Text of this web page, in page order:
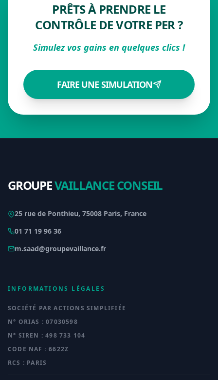
PRÊTS À PRENDRE LE
CONTRÔLE DE VOTRE PER ?
Simulez vos gains en quelques clics !
FAIRE UNE SIMULATION
GROUPEVAILLANCE CONSEIL
25 rue de Ponthieu, 75008 Paris, France
01 71 19 96 36
m.saad@groupevaillance.fr
INFORMATIONS LÉGALES
SOCIÉTÉ PAR ACTIONS SIMPLIFIÉE
N° ORIAS : 07030598
N° SIREN : 498 733 104
CODE NAF : 6622Z
RCS : PARIS